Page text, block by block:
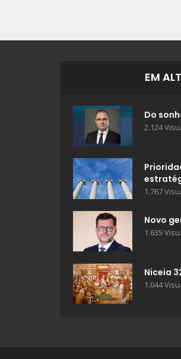
EM
Do
2.124
1.767
Novo
1.635
Niceia
1.044